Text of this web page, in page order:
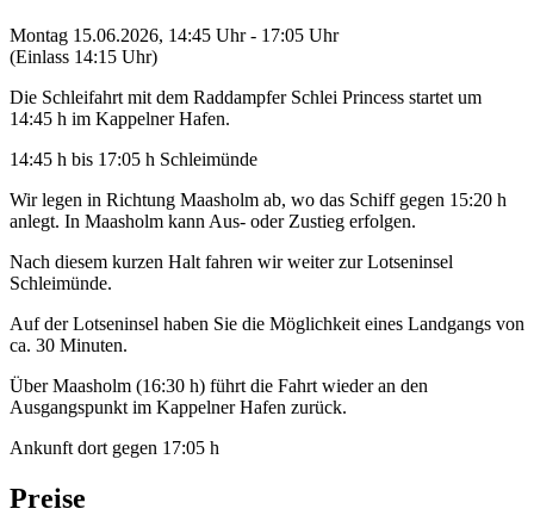
Montag 15.06.2026, 14:45 Uhr - 17:05 Uhr
(Einlass 14:15 Uhr)
Die Schleifahrt mit dem Raddampfer Schlei Princess startet um
14:45 h im Kappelner Hafen.
14:45 h bis 17:05 h Schleimünde
Wir legen in Richtung Maasholm ab, wo das Schiff gegen 15:20 h
anlegt. In Maasholm kann Aus- oder Zustieg erfolgen.
Nach diesem kurzen Halt fahren wir weiter zur Lotseninsel
Schleimünde.
Auf der Lotseninsel haben Sie die Möglichkeit eines Landgangs von
ca. 30 Minuten.
Über Maasholm (16:30 h) führt die Fahrt wieder an den
Ausgangspunkt im Kappelner Hafen zurück.
Ankunft dort gegen 17:05 h
Preise